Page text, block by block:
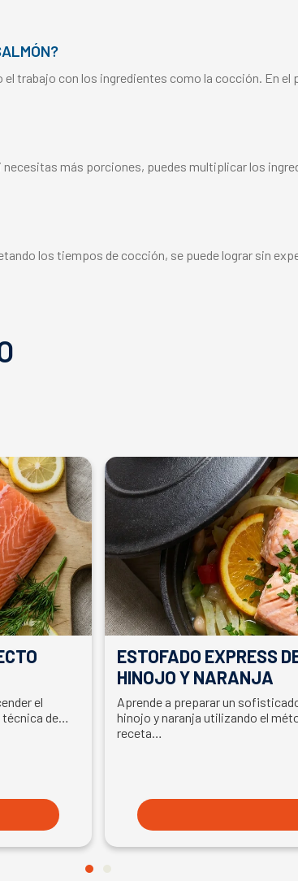
trabajo con los ingredientes como la cocción. En
más porciones, puedes multiplicar los
los tiempos de cocción, se puede lograr sin
el
de
ESTOFADO EXPRESS
HINOJO Y NARANJA
Aprende a preparar un
hinojo y naranja utilizando el
receta…